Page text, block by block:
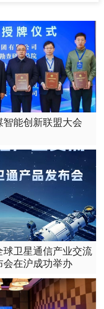
能创新联盟大会
卫星通信产业交流
会在沪成功举办